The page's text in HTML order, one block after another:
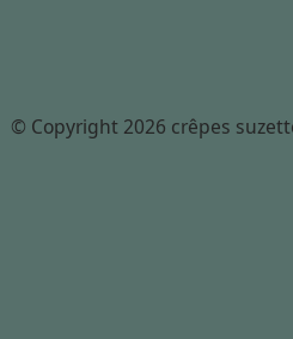
© Copyright 2026 crêpes